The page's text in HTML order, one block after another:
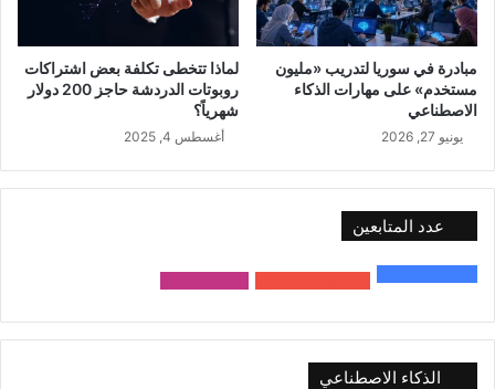
مبادرة في سوريا لتدريب «مليون
مستخدم» على مهارات الذكاء
الاصطناعي
يونيو 27, 2026
لماذا تتخطى تكلفة بعض اشتراكات
روبوتات الدردشة حاجز 200 دولار
شهرياً؟
أغسطس 4, 2025
عدد المتابعين
الذكاء الاصطناعي